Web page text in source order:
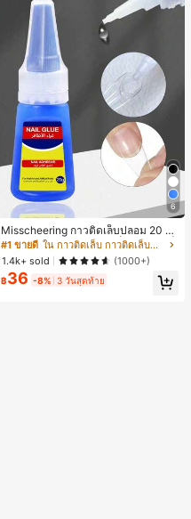
6
Misscheering กาวติดเล็บปลอม 20 กรั
ม แรงยึดสูง เจลสติกเกอร์เล็บนุ่ม แห้งเร็
ว เหมาะสำหรับผู้เริ่มต้นทำเล็บ ติดทนน
าน
#1 ขายดี
ใน กาวติดเล็บ กาวติดเล็บและสารยึดติด
1.4k+ sold
(1000+)
฿36 -8% 3 วันสุดท้าย